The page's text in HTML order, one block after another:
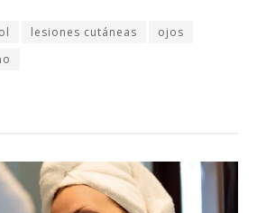
lesiones cutáneas
ojos